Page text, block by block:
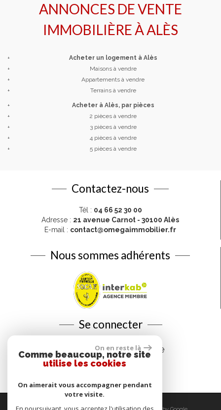
ANNONCES DE VENTE
IMMOBILIÈRE ÀALÈS
+
Acheter un logement à Alès
+
Maisons à vendre
+
Appartements à vendre
+
Terrains à vendre
+
Acheter à Alès, par pièces
+
2 pièces à vendre
+
3 pièces à vendre
+
4 pièces à vendre
+
5 pièces à vendre
Contactez-nous
Tél : 04 66 52 30 00
Adresse : 21 avenue Carnot - 30100 Alès
E-mail : contact@omegaimmobilier.fr
Nous sommes adhérents
Se connecter
Espace propriétaire
On en reste là
Comme beaucoup, notre site
utilise les cookies
On aimerait vous accompagner pendant
votre visite.